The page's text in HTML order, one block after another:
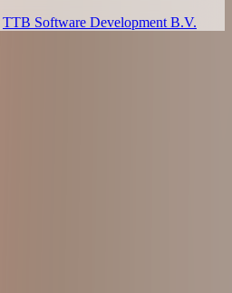
TTB Software Development B.V.